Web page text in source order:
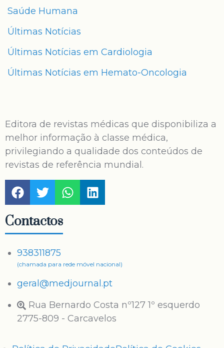
Saúde Humana
Últimas Notícias
Últimas Notícias em Cardiologia
Últimas Notícias em Hemato-Oncologia
Editora de revistas médicas que disponibiliza a
melhor informação à classe médica,
privilegiando a qualidade dos conteúdos de
revistas de referência mundial.
Contactos
938311875
(chamada para rede móvel nacional)
geral@medjournal.pt
Rua Bernardo Costa nº127 1º esquerdo
2775-809 - Carcavelos